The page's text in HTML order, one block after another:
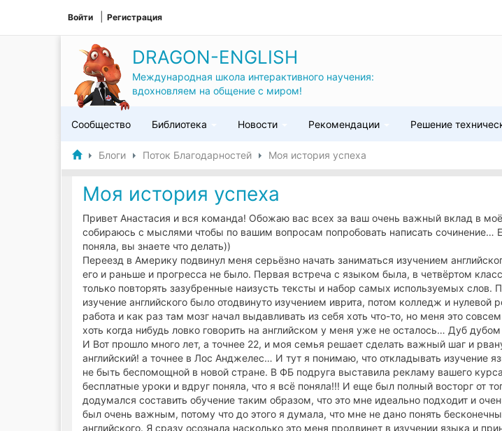
Войти Регистрация
DRAGON-ENGLISH
Международная школа интерактивного научения:
вдохновляем на общение с миром!
Сообщество Библиотека Новости Рекомендации Решение
Блоги Поток Благодарностей Моя история успеха
Моя история успеха
Привет Анастасия и вся команда! Обожаю вас всех за ваш очень важный вклад в
собираюсь с мыслями чтобы по вашим вопросам попробовать написать сочинение…
поняла, вы знаете что делать))
Переезд в Америку подвинул меня серьёзно начать заниматься изучением
его и раньше и прогресса не было. Первая встреча с языком была, в четвёртом
только повторять зазубренные наизусть тексты и набор самых используемых слов.
изучение английского было отодвинуто изучением иврита, потом колледж и нулевой
работа и как раз там мозг начал выдавливать из себя хоть что-то, но меня это
хоть когда нибудь ловко говорить на английском у меня уже не осталось… Дуб
И Вот прошло много лет, а точнее 22, и моя семья решает сделать важный шаг и
английский! а точнее в Лос Анджелес… И тут я понимаю, что откладывать изучение
не быть беспомощной в новой стране. В ФБ подруга выставила рекламу вашего
бесплатные уроки и вдруг поняла, что я всё поняла!!! И еще был полный восторг от
додумался составить обучение таким образом, что это мне идеально подходит и
был очень важным, потому что до этого я думала, что мне не дано понять
английского. Я сразу осознала насколько это меня продвинет в изучении языка и